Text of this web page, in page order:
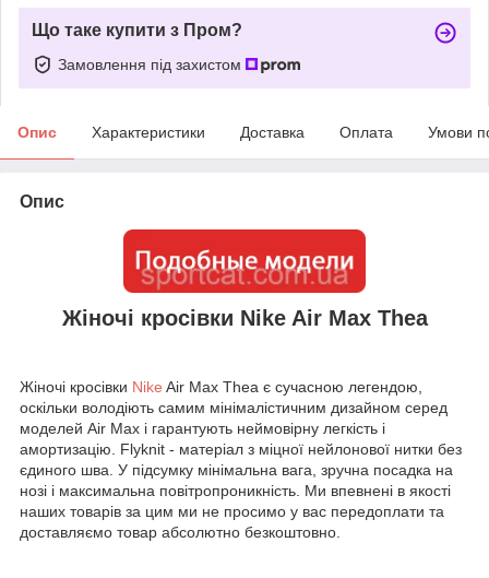
Що таке купити з Пром?
Замовлення під захистом
Опис Характеристики Доставка Оплата Умови
Опис
Жіночі кросівки Nike Air Max Thea
Жіночі кросівки Nike Air Max Thea є сучасною легендою,
оскільки володіють самим мінімалістичним дизайном серед
моделей Air Max і гарантують неймовірну легкість і
амортизацію. Flyknit - матеріал з міцної нейлонової нитки без
єдиного шва. У підсумку мінімальна вага, зручна посадка на
нозі і максимальна повітропроникність. Ми впевнені в якості
наших товарів за цим ми не просимо у вас передоплати та
доставляємо товар абсолютно безкоштовно.